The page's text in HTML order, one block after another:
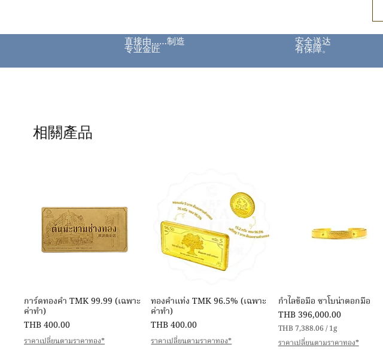
直接由……制造
专业金匠
安全送达
有保障。
相關產品
快速瀏覽
การ์ดทองคำ TMK 99.99 (เฉพาะ
ค่าทำ)
價格
THB 400.00
ราคาเปลี่ยนตามราคาทอง*
快速瀏覽
ทองคำแท่ง TMK 96.5% (เฉพาะ
ค่าทำ)
價格
THB 400.00
ราคาเปลี่ยนตามราคาทอง*
快速瀏覽
กำไลข้อมือ ซาโบน่าตอกมือ
價格
THB 396,000.00
THB 7,388.06 /1g
每
1
ราคาเปลี่ยนตามราคาทอง*